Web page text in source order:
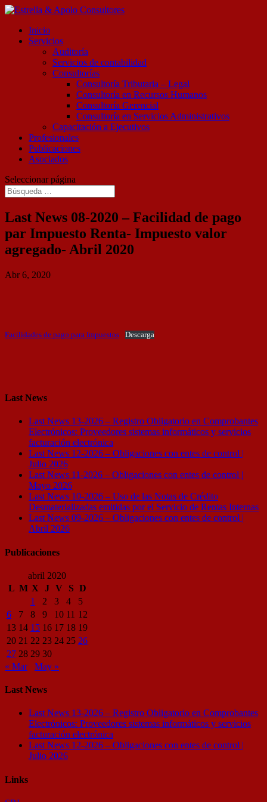
Inicio
Servicios
Auditoría
Servicios de contabilidad
Consultorías
Consultoría Tributaria – Legal
Consultoría en Recursos Humanos
Consultoría Gerencial
Consultoría en Servicios Administrativos
Capacitación a Ejecutivos
Profesionales
Publicaciones
Asociados
Seleccionar página
Last News 08-2020 – Facilidad de pago
par Impuesto Renta- Impuesto valor
agregado- Abril 2020
Abr 6, 2020
Facilidades de pago para Impuestos Descarga
Last News
Last News 13-2026 – Registro Obligatorio en Comprobantes
Electrónicos: Proveedores sistemas informáticos y servicios
facturación electrónica
Last News 12-2026 – Obligaciones con entes de control |
Julio 2026
Last News 11-2026 – Obligaciones con entes de control |
Mayo 2026
Last News 10-2026 – Uso de las Notas de Crédito
Desmaterializadas emitidas por el Servicio de Rentas Internas
Last News 09-2026 – Obligaciones con entes de control |
Abril 2026
Publicaciones
abril 2020
L M X J V S D
1
2 3 4
5
6
7 8 9 10 11 12
13 14 15 16 17 18 19
20 21 22 23 24 25 26
27 28 29 30
« Mar
May »
Last News
Last News 13-2026 – Registro Obligatorio en Comprobantes
Electrónicos: Proveedores sistemas informáticos y servicios
facturación electrónica
Last News 12-2026 – Obligaciones con entes de control |
Julio 2026
Links